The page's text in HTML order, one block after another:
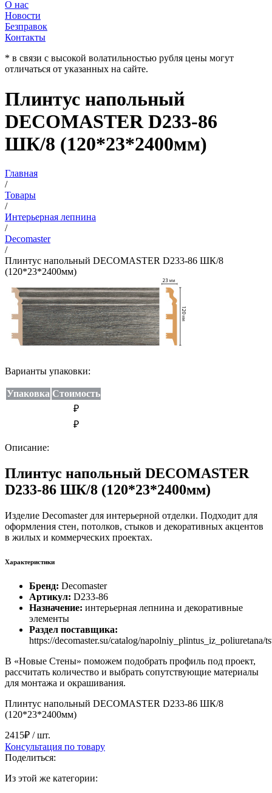
О нас
Новости
Безправок
Контакты
* в связи с высокой волатильностью рубля цены могут
отличаться от указанных на сайте.
Плинтус напольный
DECOMASTER D233-86
ШК/8 (120*23*2400мм)
Главная
/
Товары
/
Интерьерная лепнина
/
Decomaster
/
Плинтус напольный DECOMASTER D233-86 ШК/8
(120*23*2400мм)
Варианты упаковки:
Упаковка Стоимость
₽
₽
Описание:
Плинтус напольный DECOMASTER
D233-86 ШК/8 (120*23*2400мм)
Изделие Decomaster для интерьерной отделки. Подходит для
оформления стен, потолков, стыков и декоративных акцентов
в жилых и коммерческих проектах.
Характеристики
Бренд: Decomaster
Артикул: D233-86
Назначение: интерьерная лепнина и декоративные
элементы
Раздел поставщика:
https://decomaster.su/catalog/
В «Новые Стены» поможем подобрать профиль под проект,
рассчитать количество и выбрать сопутствующие материалы
для монтажа и окрашивания.
Плинтус напольный DECOMASTER D233-86 ШК/8
(120*23*2400мм)
2415₽ / шт.
Консультация по товару
Поделиться:
Из этой же категории: